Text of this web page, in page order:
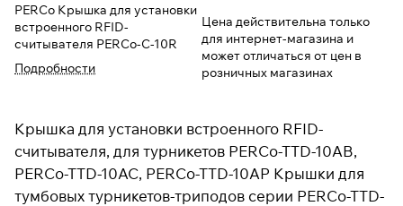
PERCo Крышка для установки
встроенного RFID-
считывателя PERCo-C-10R
Подробности
Цена действительна только
для интернет-магазина и
может отличаться от цен в
розничных магазинах
Крышка для установки встроенного RFID-
считывателя, для турникетов PERCo-TTD-10AB,
PERCo-TTD-10AC, PERCo-TTD-10AP Крышки для
тумбовых турникетов-триподов серии PERCo-TTD-